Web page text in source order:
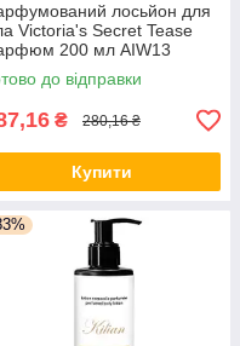
лосьйон для
Victoria's Secret Tease
200 мл AIW13
до відправки
₴ 280,16 ₴
Купити